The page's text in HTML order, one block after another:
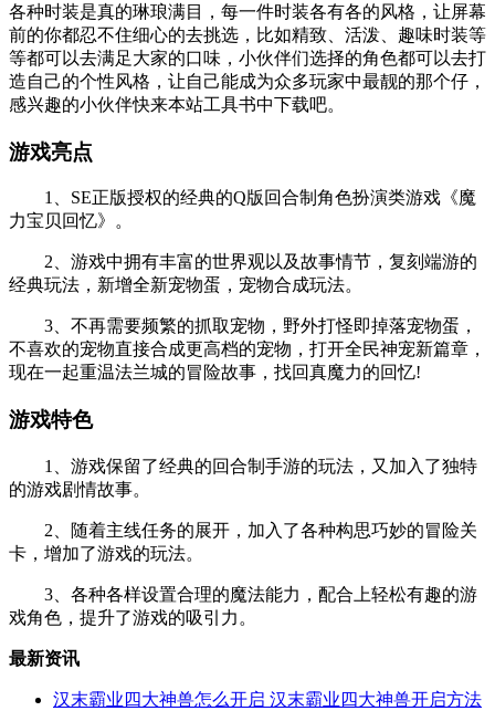
各种时装是真的琳琅满目，每一件时装各有各的风格，让屏幕
前的你都忍不住细心的去挑选，比如精致、活泼、趣味时装等
等都可以去满足大家的口味，小伙伴们选择的角色都可以去打
造自己的个性风格，让自己能成为众多玩家中最靓的那个仔，
感兴趣的小伙伴快来本站工具书中下载吧。
游戏亮点
1、SE正版授权的经典的Q版回合制角色扮演类游戏《魔
力宝贝回忆》。
2、游戏中拥有丰富的世界观以及故事情节，复刻端游的
经典玩法，新增全新宠物蛋，宠物合成玩法。
3、不再需要频繁的抓取宠物，野外打怪即掉落宠物蛋，
不喜欢的宠物直接合成更高档的宠物，打开全民神宠新篇章，
现在一起重温法兰城的冒险故事，找回真魔力的回忆!
游戏特色
1、游戏保留了经典的回合制手游的玩法，又加入了独特
的游戏剧情故事。
2、随着主线任务的展开，加入了各种构思巧妙的冒险关
卡，增加了游戏的玩法。
3、各种各样设置合理的魔法能力，配合上轻松有趣的游
戏角色，提升了游戏的吸引力。
最新资讯
汉末霸业四大神兽怎么开启 汉末霸业四大神兽开启方法